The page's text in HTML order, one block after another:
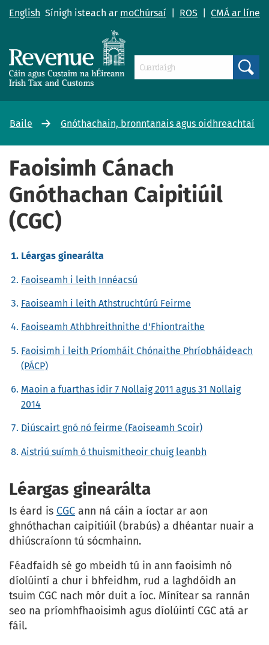
English Sínigh isteach ar moChúrsaí ROS CMÁ ar líne
Baile Gnóthachain, bronntanais agus oidhreachtaí
Faoisimh Cánach
Gnóthachan Caipitiúil
(CGC)
Léargas ginearálta
Faoiseamh i leith Innéacsú
Faoiseamh i leith Athstruchtúrú Feirme
Faoiseamh Athbhreithnithe d'Fhiontraithe
Faoisimh i leith Príomháit Chónaithe Phríobháideach
(PÁCP)
Maoin a fuarthas idir 7 Nollaig 2011 agus 31 Nollaig
2014
Diúscairt gnó nó feirme (Faoiseamh Scoir)
Aistriú suímh ó thuismitheoir chuig leanbh
Léargas ginearálta
Is éard is CGC ann ná cáin a íoctar ar aon
ghnóthachan caipitiúil (brabús) a dhéantar nuair a
dhiúscraíonn tú sócmhainn.
Féadfaidh sé go mbeidh tú in ann faoisimh nó
díolúintí a chur i bhfeidhm, rud a laghdóidh an
tsuim CGC nach mór duit a íoc. Mínítear sa rannán
seo na príomhfhaoisimh agus díolúintí CGC atá ar
fáil.